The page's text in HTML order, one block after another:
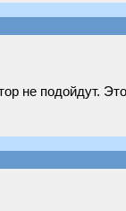
не подойдут.